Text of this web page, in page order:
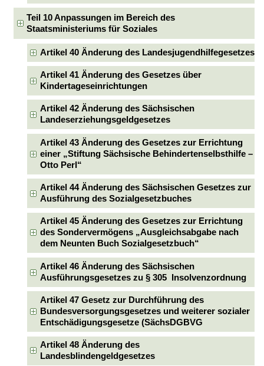
Teil 10 Anpassungen im Bereich des
Staatsministeriums für Soziales
Artikel 40 Änderung des Landesjugendhilfegesetzes
Artikel 41 Änderung des Gesetzes über
Kindertageseinrichtungen
Artikel 42 Änderung des Sächsischen
Landeserziehungsgeldgesetzes
Artikel 43 Änderung des Gesetzes zur Errichtung
einer „Stiftung Sächsische Behindertenselbsthilfe –
Otto Perl“
Artikel 44 Änderung des Sächsischen Gesetzes zur
Ausführung des Sozialgesetzbuches
Artikel 45 Änderung des Gesetzes zur Errichtung
des Sondervermögens „Ausgleichsabgabe nach
dem Neunten Buch Sozialgesetzbuch“
Artikel 46 Änderung des Sächsischen
Ausführungsgesetzes zu § 305 Insolvenzordnung
Artikel 47 Gesetz zur Durchführung des
Bundesversorgungsgesetzes und weiterer sozialer
Entschädigungsgesetze (SächsDGBVG
Artikel 48 Änderung des
Landesblindengeldgesetzes